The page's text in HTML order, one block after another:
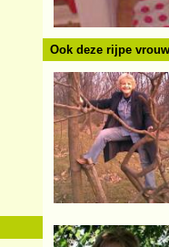
Ook deze rijpe